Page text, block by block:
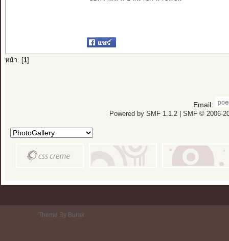
หน้า: [ 1]
Email:
Powered by SMF 1.1.2| SMF © 2006-
Theme By Burak